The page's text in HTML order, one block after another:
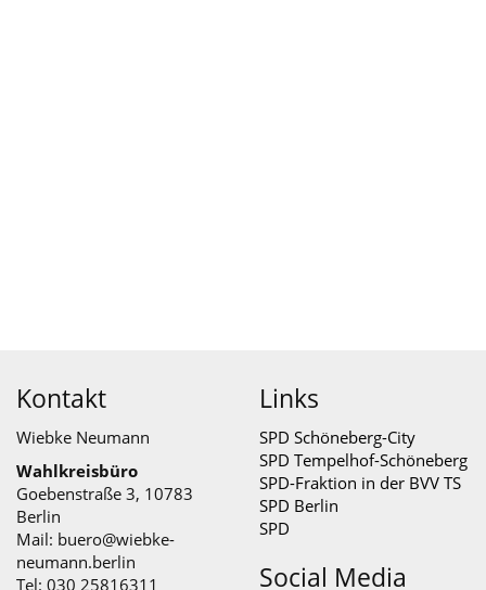
Kontakt
Wiebke Neumann
Wahlkreisbüro
Goebenstraße 3, 10783
Berlin
Mail: buero@wiebke-
neumann.berlin
Tel: 030 25816311
Links
SPD Schöneberg-City
SPD Tempelhof-Schöneberg
SPD-Fraktion in der BVV TS
SPD Berlin
SPD
Social Media